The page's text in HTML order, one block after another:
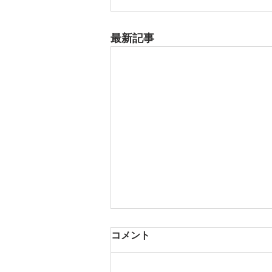
最新記事
8月14日 安城市
夏用ふとんレンタルご予約いただ
コメント